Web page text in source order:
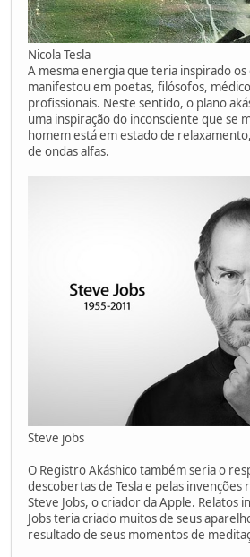
Nicola Tesla
A mesma energia que teria inspirado
manifestou em poetas, filósofos,
profissionais. Neste sentido, o plano
uma inspiração do inconsciente que se
homem está em estado de
de ondas alfas.
Steve jobs
O Registro Akáshico também seria o
descobertas de Tesla e pelas invenções
Steve Jobs, o criador da Apple. Relatos
Jobs teria criado muitos de seus
resultado de seus momentos de